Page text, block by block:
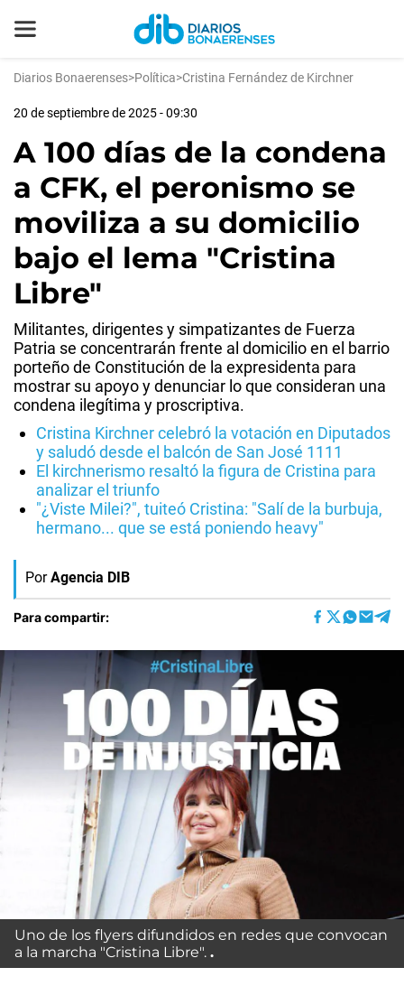
Diarios Bonaerenses>Política>Cristina Fernández de Kirchner
20 de septiembre de 2025 - 09:30
A 100 días de la condena
a CFK, el peronismo se
moviliza a su domicilio
bajo el lema "Cristina
Libre"
Militantes, dirigentes y simpatizantes de Fuerza
Patria se concentrarán frente al domicilio en el barrio
porteño de Constitución de la expresidenta para
mostrar su apoyo y denunciar lo que consideran una
condena ilegítima y proscriptiva.
Cristina Kirchner celebró la votación en Diputados
y saludó desde el balcón de San José 1111
El kirchnerismo resaltó la figura de Cristina para
analizar el triunfo
"¿Viste Milei?", tuiteó Cristina: "Salí de la burbuja,
hermano... que se está poniendo heavy"
Por Agencia DIB
Para compartir:
Uno de los flyers difundidos en redes que convocan
a la marcha "Cristina Libre".